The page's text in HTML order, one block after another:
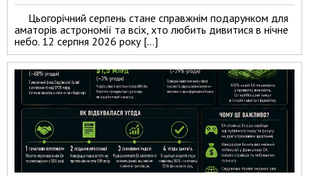
Цьогорічний серпень стане справжнім подарунком для
аматорів астрономії та всіх, хто любить дивитися в нічне
небо. 12 серпня 2026 року […]